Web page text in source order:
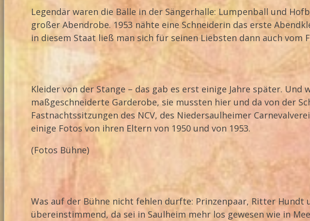
Legendär waren die Bälle in der Sängerhalle: Lumpenball und
großer Abendrobe. 1953 nähte eine Schneiderin das erste
in diesem Staat ließ man sich für seinen Liebsten dann auch
Kleider von der Stange – das gab es erst einige Jahre später.
maßgeschneiderte Garderobe, sie mussten hier und da von der
Fastnachtssitzungen des NCV, des Niedersaulheimer
einige Fotos von ihren Eltern von 1950 und von 1953.
(Fotos Bühne)
Was auf der Bühne nicht fehlen durfte: Prinzenpaar, Ritter Hundt
übereinstimmend, da sei in Saulheim mehr los gewesen wie in